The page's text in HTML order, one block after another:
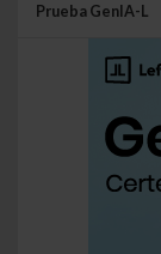
Prueba GenIA-L